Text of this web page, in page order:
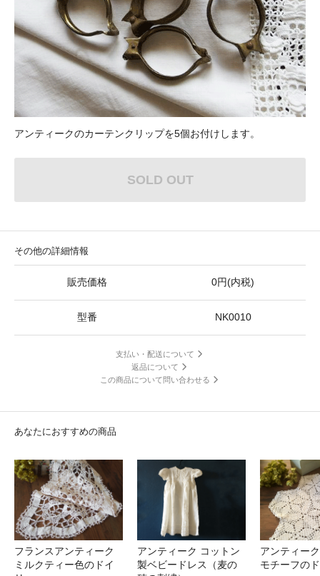
アンティークのカーテンクリップを5個お付けします。
SOLD OUT
その他の詳細情報
販売価格 0円(内税)
型番 NK0010
支払い・配送について
返品について
この商品について問い合わせる
あなたにおすすめの商品
フランスアンティーク
ミルクティー色のドイ
アンティーク コットン
製ベビードレス（麦の
アンティー
モチーフの